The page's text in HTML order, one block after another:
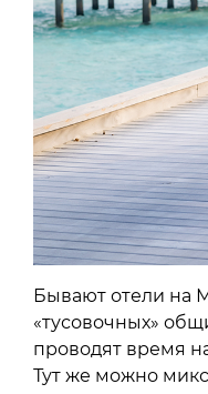
Бывают отели на
«тусовочных»
проводят время
Тут же можно